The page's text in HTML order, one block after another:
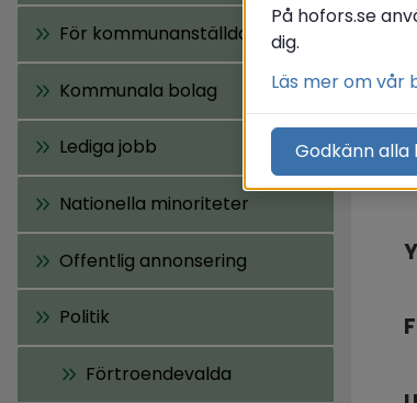
För kommunanställda
Kommunala bolag
Lediga jobb
Nationella minoriteter
Offentlig annonsering
Politik
Förtroendevalda
På hofors.se
dig.
Läs mer om vår
Godkänn alla